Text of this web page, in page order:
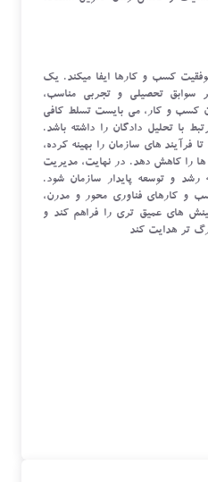
کسب و کارها ایفا میکند. یک
سوابق تحصیلی و تجربی مناسب،
کسب و کار، می بایست تسلط کافی
با تحلیل دادگان را داشته باشد.
فرآیند های سازمان را بهینه کرده،
ها را کاهش دهد. در نهایت، مدیریت
رشد و توسعه پایدار سازمان شود.
و کارهای فناوری محور و مدرن،
های عمیق تری را فراهم کند و
تر هدایت کند